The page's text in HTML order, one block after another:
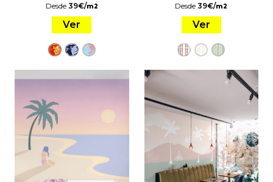
Desde 39€/m2
Ver
Desde39€/m2
Ver